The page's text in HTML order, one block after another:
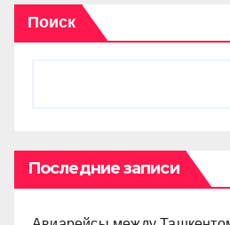
Поиск
Последние записи